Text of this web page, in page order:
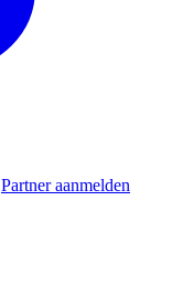
Partner aanmelden